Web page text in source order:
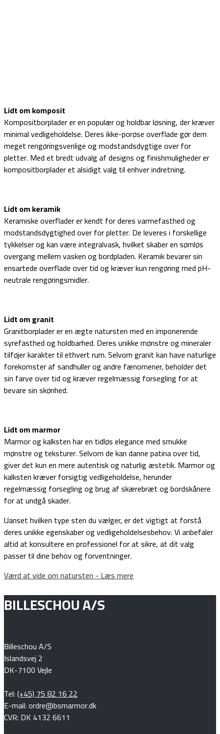
Lidt om komposit
Kompositborplader er en populær og holdbar løsning, der kræver
minimal vedligeholdelse. Deres ikke-porøse overflade gør dem
meget rengøringsvenlige og modstandsdygtige over for
pletter. Med et bredt udvalg af designs og finishmuligheder er
kompositborplader et alsidigt valg til enhver indretning.
Lidt om keramik
Keramiske overflader er kendt for deres varmefasthed og
modstandsdygtighed over for pletter. De leveres i forskellige
tykkelser og kan være integralvask, hvilket skaber en sømløs
overgang mellem vasken og bordpladen. Keramik bevarer sin
ensartede overflade over tid og kræver kun rengøring med pH-
neutrale rengøringsmidler.
Lidt om granit
Granitborplader er en ægte natursten med en imponerende
syrefasthed og holdbarhed. Deres unikke mønstre og mineraler
tilføjer karakter til ethvert rum. Selvom granit kan have naturlige
forekomster af sandhuller og andre fænomener, beholder det
sin farve over tid og kræver regelmæssig forsegling for at
bevare sin skønhed.
Lidt om marmor
Marmor og kalksten har en tidløs elegance med smukke
mønstre og teksturer. Selvom de kan danne patina over tid,
giver det kun en mere autentisk og naturlig æstetik. Marmor og
kalksten kræver forsigtig vedligeholdelse, herunder
regelmæssig forsegling og brug af skærebræt og bordskånere
for at undgå skader.
Uanset hvilken type sten du vælger, er det vigtigt at forstå
deres unikke egenskaber og vedligeholdelsesbehov. Vi anbefaler
altid at konsultere en professionel for at sikre, at dit valg
passer til dine behov og forventninger.
Værd at vide om natursten - Læs mere
BILLESCHOU A/S
Billeschou A/S
Islandsvej 2
DK-7100 Vejle
Tel:(+45) 75 82 16 22
E-mail: ordre@bsmarmor.dk
CVR: DK 4132 6611